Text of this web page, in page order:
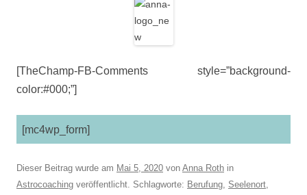
[TheChamp-FB-Comments style=”background-
color:#000;”]
[mc4wp_form]
Dieser Beitrag wurde am Mai 5, 2020 von Anna Roth in
Astrocoaching veröffentlicht. Schlagworte: Berufung, Seelenort,